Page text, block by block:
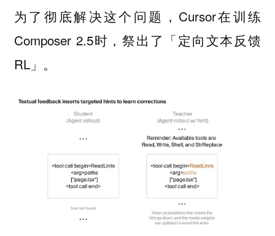
为了彻底解决这个问题，Cursor在训练
Composer 2.5时，祭出了「定向文本反馈
RL」。